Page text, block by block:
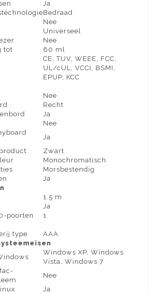
Ja
Bedraad
Nee
Universeel
Nee
tot
60 ml
CE, TUV, WEEE, FCC,
UL/cUL, VCCI, BSMI,
EPUP, KCC
Nee
Recht
Ja
Nee
Ja
Zwart
Monochromatisch
Morsbestendig
Ja
1.5 m
Ja
poorten
1
type
AAA
Windows XP, Windows
Vista, Windows 7
Nee
Ja